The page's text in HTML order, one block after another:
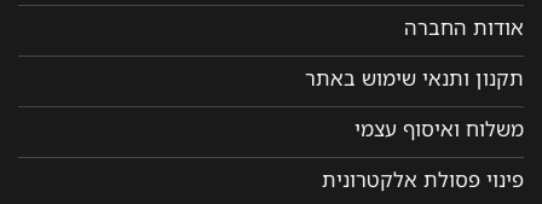
אודות החברה
תקנון ותנאי שימוש באתר
משלוח ואיסוף עצמי
פינוי פסולת אלקטרונית